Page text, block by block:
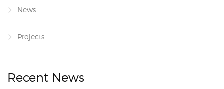
News
Projects
Recent News